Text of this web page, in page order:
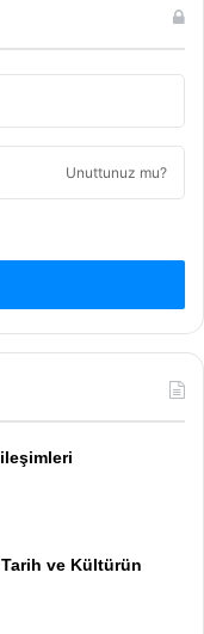
Unuttunuz mu?
ve Kültürün